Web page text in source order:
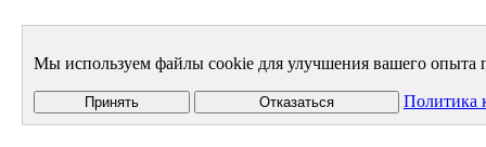
Мы используем файлы cookie для улучшения вашего опыта
Принять Отказаться Политика